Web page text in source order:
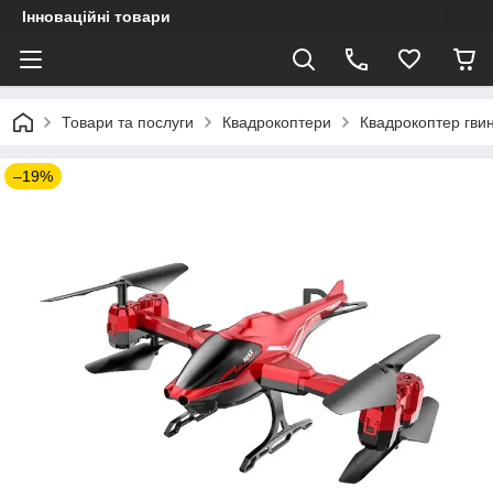
Інноваційні товари
Товари та послуги Квадрокоптери Квадрокоптер
–19%